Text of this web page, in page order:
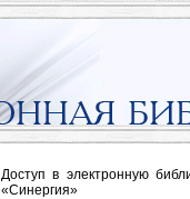
Доступ в электронную
«Синергия»